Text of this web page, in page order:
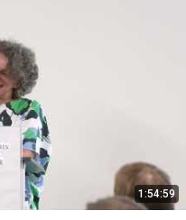
1:54:59